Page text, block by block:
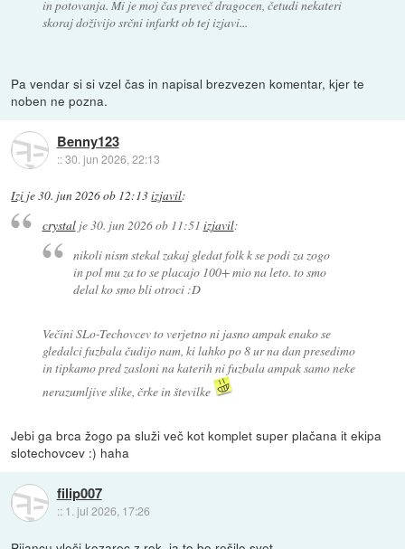
in potovanja. Mi je moj čas preveč dragocen, četudi nekateri
skoraj doživijo srčni infarkt ob tej izjavi...
Pa vendar si si vzel čas in napisal brezvezen komentar, kjer te
noben ne pozna.
Benny123
::30. jun 2026, 22:13
Izi je30. jun 2026 ob 12:13izjavil:
crystalje30. jun 2026 ob 11:51 izjavil:
nikoli nism stekal zakaj gledat folk k se podi za zogo
in pol mu za to se placajo 100+ mio na leto. to smo
delal ko smo bli otroci :D
Večini SLo-Techovcev to verjetno ni jasno ampak enako se
gledalci fuzbala čudijo nam, ki lahko po 8 ur na dan presedimo
in tipkamo pred zasloni na katerih ni fuzbala ampak samo neke
nerazumljive slike, črke in številke
Jebi ga brca žogo pa služi več kot komplet super plačana it ekipa
slotechovcev :) haha
filip007
:: 1. jul 2026, 17:26